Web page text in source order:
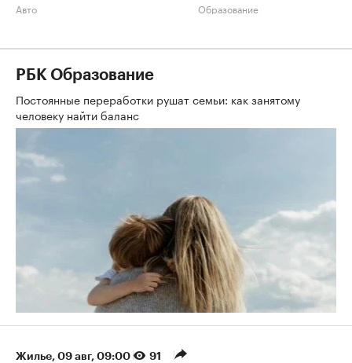
Авто Образование
РБК Образование
Постоянные переработки рушат семьи: как занятому
человеку найти баланс
Жилье⁠, 09 авг, 09:00 91